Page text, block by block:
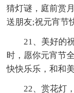
猜灯谜，庭前赏
送朋友;祝元宵节
21、美好的
时，愿你元宵节
快快乐乐，和和
22、赏花灯